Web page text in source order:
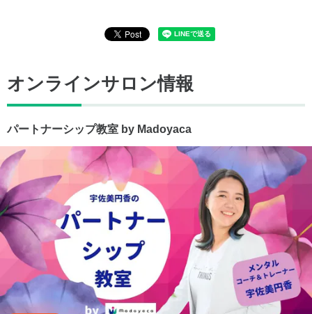
オンラインサロン情報
パートナーシップ教室 by Madoyaca